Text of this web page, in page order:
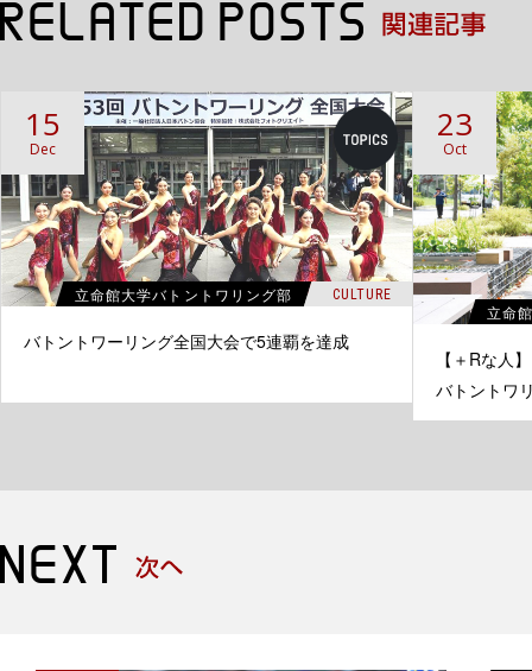
15
Dec
立命館大学バトントワリング部 CULTURE
バトントワーリング全国大会で5連覇を達成
23
Oct
立命
【＋Rな人
バトントワ